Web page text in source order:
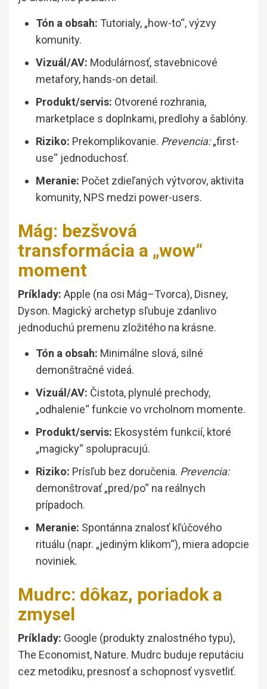
Tón a obsah: Tutorialy, „how-to“, výzvy
komunity.
Vizuál/AV: Modulárnosť, stavebnicové
metafory, hands-on detail.
Produkt/servis: Otvorené rozhrania,
marketplace s doplnkami, predlohy a šablóny.
Riziko: Prekomplikovanie. Prevencia:„first-
use“ jednoduchosť.
Meranie: Počet zdieľaných výtvorov, aktivita
komunity, NPS medzi power-users.
Mág: bezšvová
transformácia a „wow“
moment
Príklady: Apple (na osi Mág–Tvorca), Disney,
Dyson. Magický archetyp sľubuje zdanlivo
jednoduchú premenu zložitého na krásne.
Tón a obsah: Minimálne slová, silné
demonštračné videá.
Vizuál/AV: Čistota, plynulé prechody,
„odhalenie“ funkcie vo vrcholnom momente.
Produkt/servis: Ekosystém funkcií, ktoré
„magicky“ spolupracujú.
Riziko: Prísľub bez doručenia. Prevencia:
demonštrovať „pred/po“ na reálnych
prípadoch.
Meranie: Spontánna znalosť kľúčového
rituálu (napr. „jediným klikom“), miera adopcie
noviniek.
Mudrc: dôkaz, poriadok a
zmysel
Príklady: Google (produkty znalostného typu),
The Economist, Nature. Mudrc buduje reputáciu
cez metodiku, presnosť a schopnosť vysvetliť.